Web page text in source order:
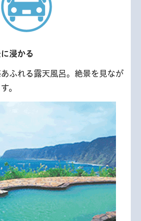
浸かる
ふれる露天風呂。絶景を見なが
。